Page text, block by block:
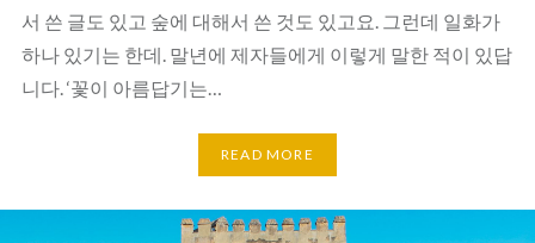
서 쓴 글도 있고 숲에 대해서 쓴 것도 있고요. 그런데 일화가
하나 있기는 한데. 말년에 제자들에게 이렇게 말한 적이 있답
니다. ‘꽃이 아름답기는…
READ MORE